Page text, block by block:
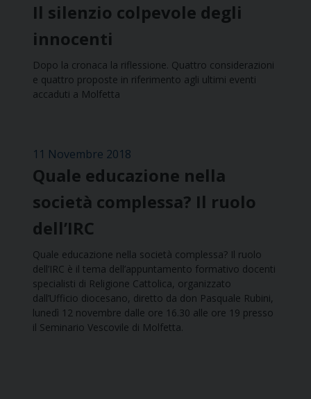
Il silenzio colpevole degli
innocenti
Dopo la cronaca la riflessione. Quattro considerazioni
e quattro proposte in riferimento agli ultimi eventi
accaduti a Molfetta
11 Novembre 2018
Quale educazione nella
società complessa? Il ruolo
dell’IRC
Quale educazione nella società complessa? Il ruolo
dell’IRC è il tema dell’appuntamento formativo docenti
specialisti di Religione Cattolica, organizzato
dall’Ufficio diocesano, diretto da don Pasquale Rubini,
lunedì 12 novembre dalle ore 16.30 alle ore 19 presso
il Seminario Vescovile di Molfetta.